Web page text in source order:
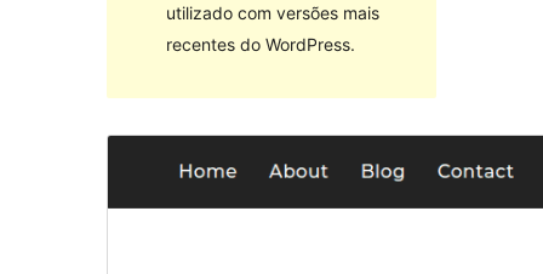
utilizado com versões mais
recentes do WordPress.